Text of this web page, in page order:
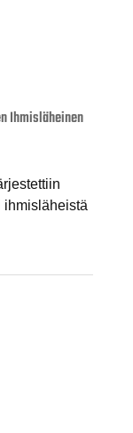
Ihmisläheinen
ihmisläheistä